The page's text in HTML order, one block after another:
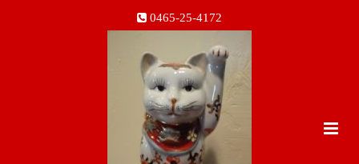
0465-25-4172